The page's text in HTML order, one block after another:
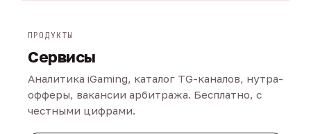
ПРОДУКТЫ
Сервисы
Аналитика iGaming, каталог TG-каналов, нутра-
офферы, вакансии арбитража. Бесплатно, с
честными цифрами.